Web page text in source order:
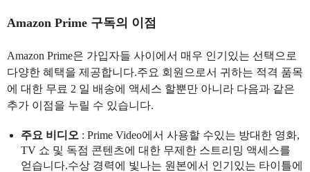
Amazon Prime 구독의 이점
Amazon Prime은 가입자들 사이에서 매우 인기있는 선택으로
다양한 혜택을 제공합니다.주요 회원으로서 귀하는 적격 품목
에 대한 무료 2 일 배송에 액세스 할뿐만 아니라 다음과 같은
추가 이점을 누릴 수 있습니다.
주요 비디오 : Prime Video에서 사용할 수있는 방대한 영화,
TV 쇼 및 독점 콘텐츠에 대한 무제한 스트리밍 액세스를
얻습니다.수상 경력에 빛나는 원본에서 인기있는 타이틀에